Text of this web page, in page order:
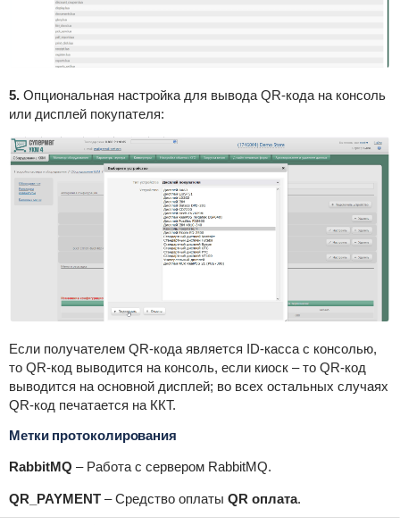
5. Опциональная настройка для вывода QR-кода на консоль
или дисплей покупателя:
Если получателем QR-кода является ID-касса с консолью,
то QR-код выводится на консоль, если киоск – то QR-код
выводится на основной дисплей; во всех остальных случаях
QR-код печатается на ККТ.
Метки протоколирования
RabbitMQ – Работа с сервером RabbitMQ.
QR_PAYMENT– Средство оплаты QR оплата.